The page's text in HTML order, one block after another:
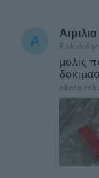
Α Αιμιλια
Rok
μολις
około